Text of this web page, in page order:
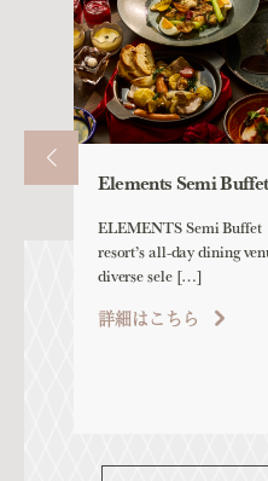
Elements Semi
ELEMENTS Semi Buffet
resort’s all-day dining
diverse sele […]
詳細はこちら